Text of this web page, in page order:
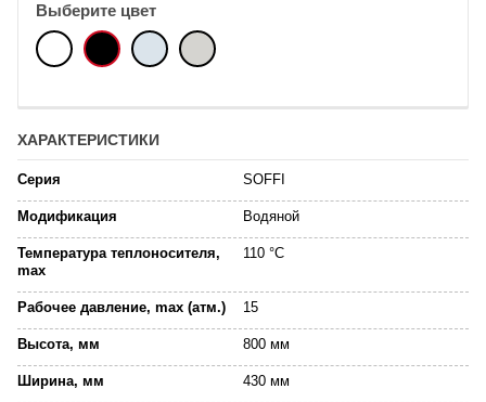
Выберите цвет
ХАРАКТЕРИСТИКИ
Серия SOFFI
Модификация Водяной
Температура теплоносителя,
max
110 °C
Рабочее давление, max (атм.) 15
Высота, мм 800 мм
Ширина, мм 430 мм